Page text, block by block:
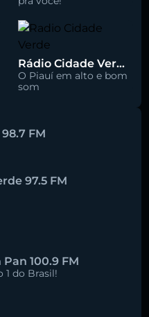
Rádio Cidade Verde 93.5 FM
O Piauí em alto e bom
som
FM
97.5 FM
100.9 FM
1 do Brasil!